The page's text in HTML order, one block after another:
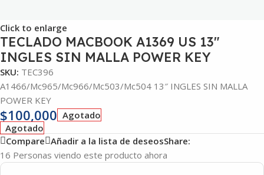
Click to enlarge
TECLADO MACBOOK A1369 US 13″
INGLES SIN MALLA POWER KEY
SKU: TEC396
A1466/Mc965/Mc966/Mc503/Mc504 13″ INGLES SIN MALLA
POWER KEY
$100,000 Agotado
Agotado
Compare Añadir a la lista de deseosShare:
16 Personas viendo este producto ahora